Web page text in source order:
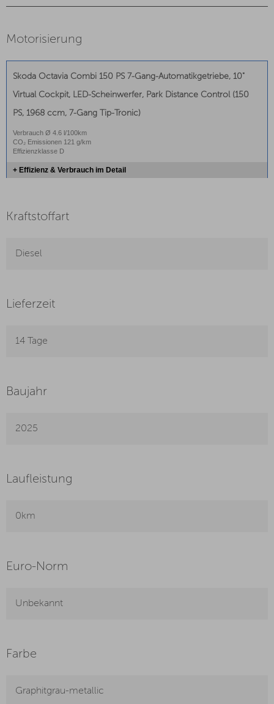
Motorisierung
Skoda Octavia Combi 150 PS 7-Gang-Automatikgetriebe, 10"
Virtual Cockpit, LED-Scheinwerfer, Park Distance Control (150
PS, 1968 ccm, 7-Gang Tip-Tronic)
Verbrauch Ø 4.6 l/100km
CO₂ Emissionen 121 g/km
Effizienzklasse D
+ Effizienz & Verbrauch im Detail
Kraftstoffart
Diesel
Lieferzeit
14 Tage
Baujahr
2025
Laufleistung
0km
Euro-Norm
Unbekannt
Farbe
Graphitgrau-metallic